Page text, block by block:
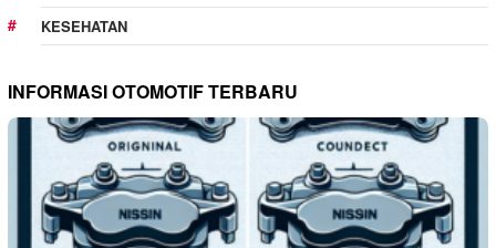
KESEHATAN
INFORMASI OTOMOTIF TERBARU